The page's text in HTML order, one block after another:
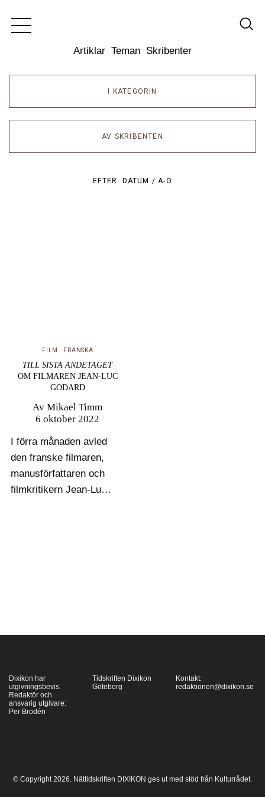
Artiklar Teman Skribenter
I KATEGORIN
AV SKRIBENTEN
EFTER: DATUM /A-Ö
FILM FRANSKA
TILL SISTA ANDETAGET
OM FILMAREN JEAN-LUC
GODARD
AvMikael Timm
6 oktober 2022
I förra månaden avled
den franske filmaren,
manusförfattaren och
filmkritikern Jean-Luc
Dixikon har
utgivningsbevis.
Redaktör och
ansvarig utgivare:
Per Brodén
Tidskriften Dixikon
Göteborg
Kontakt:
redaktionen@dixikon.se
© Copyright 2026. Nättidskriften DIXIKON ges ut med stöd från Kulturrådet.